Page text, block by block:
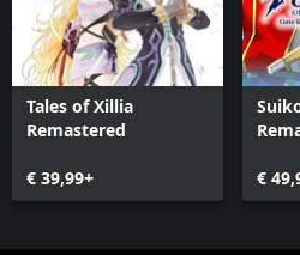
Tales of Xillia
Remastered
€ 39,99+ €